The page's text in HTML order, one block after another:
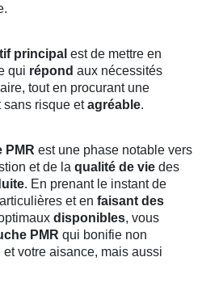
principal est de mettre en
qui répond aux nécessités
tout en procurant une
sans risque etagréable.
PMR est une phase notable vers
et de la qualité de vie des
. En prenant le instant de
et en faisant des
disponibles, vous
PMR qui bonifie non
votre aisance, mais aussi